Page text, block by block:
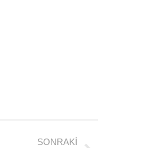
SONRAKI